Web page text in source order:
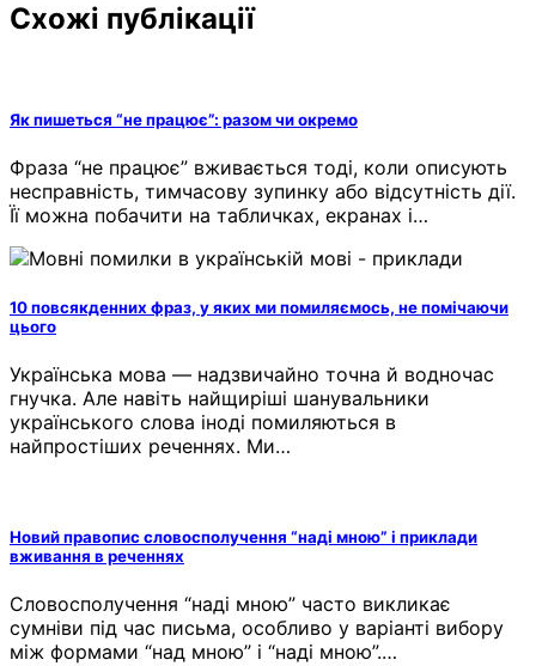
Схожі публікації
Як пишеться “не працює”: разом чи окремо
Фраза “не працює” вживається тоді, коли описують
несправність, тимчасову зупинку або відсутність дії.
Її можна побачити на табличках, екранах і…
10 повсякденних фраз, у яких ми помиляємось, не помічаючи
цього
Українська мова — надзвичайно точна й водночас
гнучка. Але навіть найщиріші шанувальники
українського слова іноді помиляються в
найпростіших реченнях. Ми…
Новий правопис словосполучення “наді мною” і приклади
вживання в реченнях
Словосполучення “наді мною” часто викликає
сумніви під час письма, особливо у варіанті вибору
між формами “над мною” і “наді мною”.…